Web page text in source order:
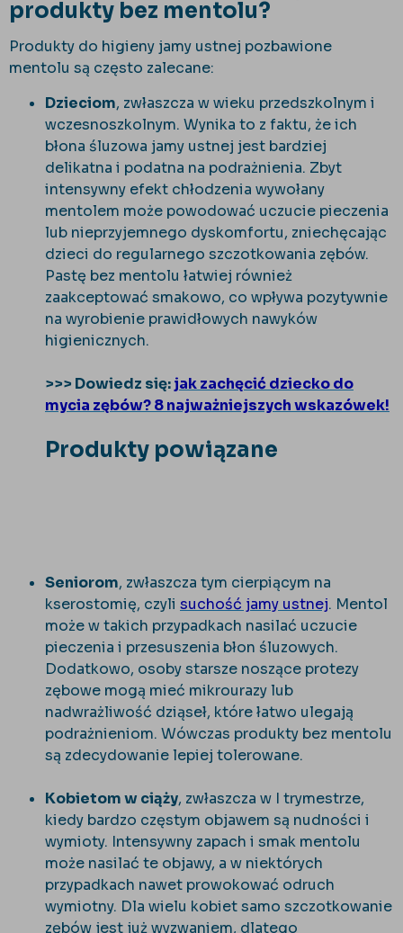
produkty bez mentolu?
Produkty do higieny jamy ustnej pozbawione
mentolu są często zalecane:
Dzieciom, zwłaszcza w wieku przedszkolnym i
wczesnoszkolnym. Wynika to z faktu, że ich
błona śluzowa jamy ustnej jest bardziej
delikatna i podatna na podrażnienia. Zbyt
intensywny efekt chłodzenia wywołany
mentolem może powodować uczucie pieczenia
lub nieprzyjemnego dyskomfortu, zniechęcając
dzieci do regularnego szczotkowania zębów.
Pastę bez mentolu łatwiej również
zaakceptować smakowo, co wpływa pozytywnie
na wyrobienie prawidłowych nawyków
higienicznych.
>>> Dowiedz się:jak zachęcić dziecko do
mycia zębów? 8 najważniejszych wskazówek!
Produkty powiązane
Seniorom, zwłaszcza tym cierpiącym na
kserostomię, czyli suchość jamy ustnej. Mentol
może w takich przypadkach nasilać uczucie
pieczenia i przesuszenia błon śluzowych.
Dodatkowo, osoby starsze noszące protezy
zębowe mogą mieć mikrourazy lub
nadwrażliwość dziąseł, które łatwo ulegają
podrażnieniom. Wówczas produkty bez mentolu
są zdecydowanie lepiej tolerowane.
Kobietom w ciąży, zwłaszcza w I trymestrze,
kiedy bardzo częstym objawem są nudności i
wymioty. Intensywny zapach i smak mentolu
może nasilać te objawy, a w niektórych
przypadkach nawet prowokować odruch
wymiotny. Dla wielu kobiet samo szczotkowanie
zębów jest już wyzwaniem, dlatego